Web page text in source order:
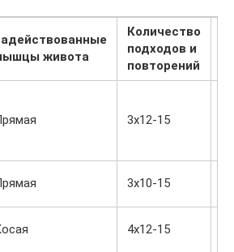
живота
Количество
подходов и
повторений
3х12-15
3х10-15
4х12-15